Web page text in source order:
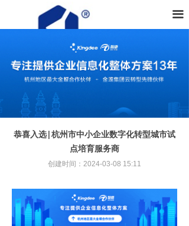
끀
方案中心
关于我们
恭喜入选|杭州市中小企业数字化转型城市试
点培育服务商
创建时间： 2024-03-08 15:11